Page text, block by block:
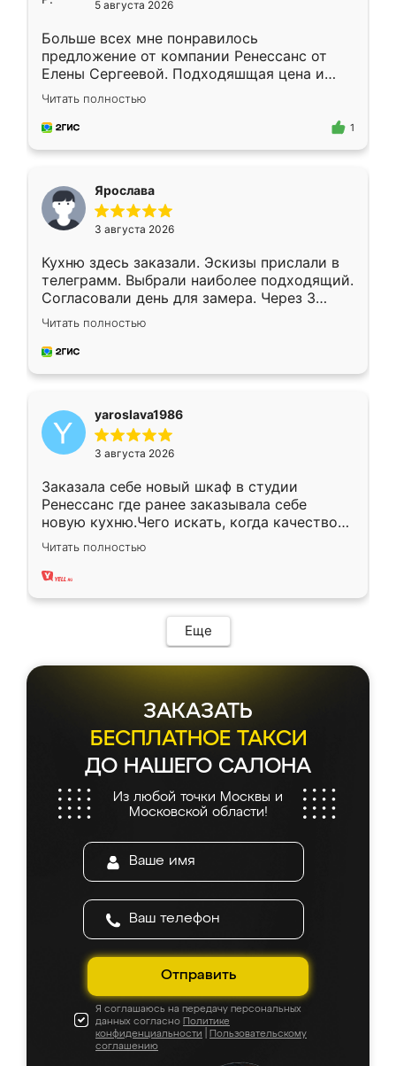
5 августа 2026
Больше всех мне понравилось
предложение от компании Ренессанс от
Елены Сергеевой. Подходяшщая цена и
короткие сроки изготовления. Приехавший
для замера сотрудник Владислав
предложил по моему эскизу самый
Читать полностью
1
Ярослава
3 августа 2026
Кухню здесь заказали. Эскизы прислали в
телеграмм. Выбрали наиболее подходящий.
Согласовали день для замера. Через 3
недели кухня была уже готова. Остались
довольны работой. Спасибо Ренессанс
мебель за качественную работу!
Читать полностью
yaroslava1986
3 августа 2026
Заказала себе новый шкаф в студии
Ренессанс где ранее заказывала себе
новую кухню.Чего искать, когда качеством
вполне довольна. Служит кухня уже почти
два года, нареканий нет.
Читать полностью
Еще
ЗАКАЗАТЬ
БЕСПЛАТНОЕ ТАКСИ
ДО НАШЕГО САЛОНА
Из любой точки Москвы и
Московской области!
Отправить
Я соглашаюсь на передачу персональных
данных согласно Политике
конфиденциальности
Пользовательскому
соглашению